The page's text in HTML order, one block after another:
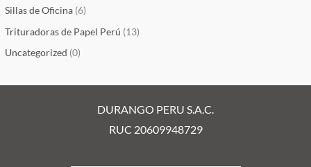
Sillas de Oficina (6)
Trituradoras de Papel Perú (13)
Uncategorized (0)
DURANGO PERU S.A.C.
RUC 20609948729